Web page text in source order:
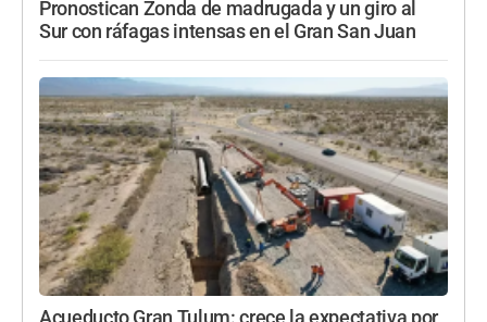
Pronostican Zonda de madrugada y un giro al
Sur con ráfagas intensas en el Gran San Juan